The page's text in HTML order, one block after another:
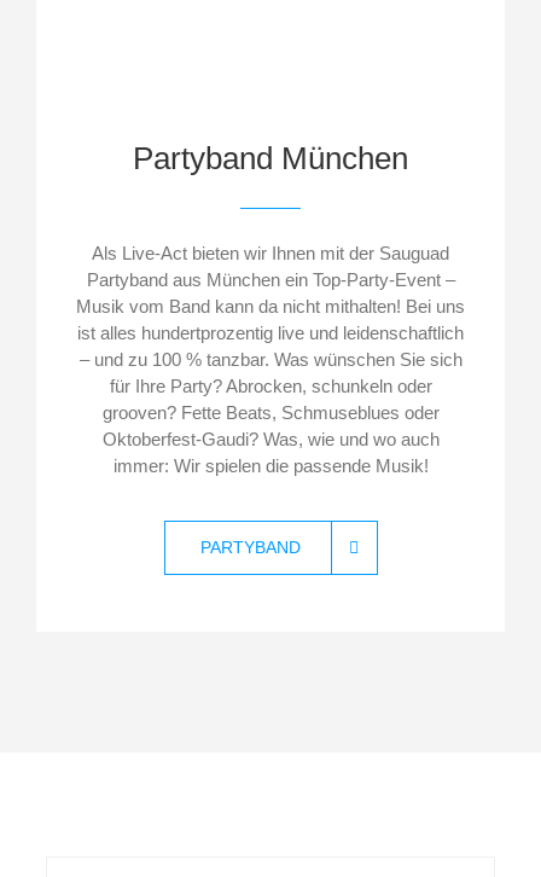
Partyband München
Als Live-Act bieten wir Ihnen mit der Sauguad
Partyband aus Münchenein Top-Party-Event –
Musik vom Band kann da nicht mithalten! Bei uns
ist alles hundertprozentig live und leidenschaftlich
– und zu 100 % tanzbar. Was wünschen Sie sich
für Ihre Party? Abrocken, schunkeln oder
grooven? Fette Beats, Schmuseblues oder
Oktoberfest-Gaudi? Was, wie und wo auch
immer: Wir spielen die passende Musik!
PARTYBAND